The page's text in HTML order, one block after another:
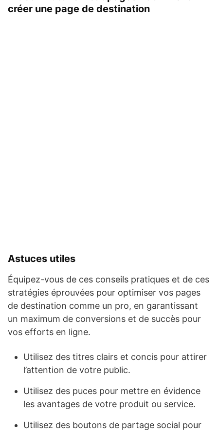
créer une page de destination
Astuces utiles
Équipez-vous de ces conseils pratiques et de ces
stratégies éprouvées pour optimiser vos pages
de destination comme un pro, en garantissant
un maximum de conversions et de succès pour
vos efforts en ligne.
Utilisez des titres clairs et concis pour attirer
l’attention de votre public.
Utilisez des puces pour mettre en évidence
les avantages de votre produit ou service.
Utilisez des boutons de partage social pour